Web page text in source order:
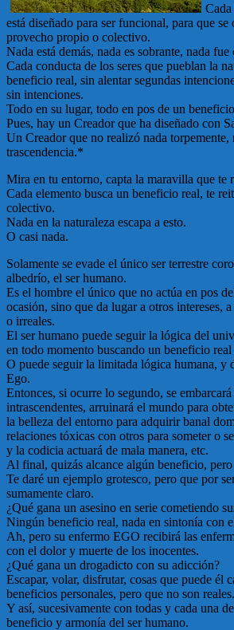
está diseñado para ser funcional, para que se
provecho propio o colectivo.
Nada está demás, nada es sobrante, nada
Cada conducta de los seres que pueblan la
beneficio real, sin alentar segundas
sin intenciones.
Todo en su lugar, todo en pos de un
Pues, hay un Creador que ha diseñado con
Un Creador que no realizó nada torpemente,
trascendencia.*
Mira en tu entorno, capta la maravilla que te
Cada elemento busca un beneficio real, te
colectivo.
Nada en la naturaleza escapa a esto.
O casi nada.
Solamente se evade el único ser terrestre
albedrío, el ser humano.
Es el hombre el único que no actúa en pos
ocasión, sino que da lugar a otros intereses,
o irreales.
El ser humano puede seguir la lógica del
en todo momento buscando un beneficio
O puede seguir la limitada lógica humana, y
Ego.
Entonces, si ocurre lo segundo, se
intrascendentes, arruinará el mundo para
la belleza del entorno para adquirir banal
relaciones tóxicas con otros para someter o
y la codicia actuará de mala manera, etc.
Al final, quizás alcance algún beneficio, pero
Te daré un ejemplo grotesco, pero que por
sumamente claro.
¿Qué gana un asesino en serie cometiendo
Ningún beneficio real, nada en sintonía con
Ah, pero su enfermo EGO recibirá las
con el dolor y muerte de los inocentes.
¿Qué gana un drogadicto con su adicción?
Escapar, volar, disfrutar, cosas que puede él
beneficios personales, pero que no son reales.
Y así, sucesivamente con todas y cada una
beneficio y armonía del ser humano.